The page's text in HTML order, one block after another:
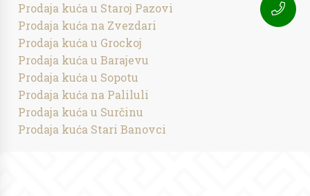
Prodaja kuća u Staroj Pazovi
Prodaja kuća na Zvezdari
Prodaja kuća u Grockoj
Prodaja kuća u Barajevu
Prodaja kuća u Sopotu
Prodaja kuća na Paliluli
Prodaja kuća u Surčinu
Prodaja kuća Stari Banovci